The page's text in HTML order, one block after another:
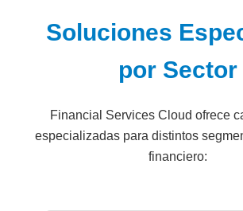
Soluciones
por Sector
Financial Services Cloud ofrece
especializadas para distintos
financiero: